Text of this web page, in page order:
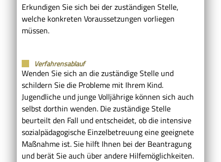
Erkundigen Sie sich bei der zuständigen Stelle,
welche konkreten Voraussetzungen vorliegen
müssen.
Verfahrensablauf
Wenden Sie sich an die zuständige Stelle und
schildern Sie die Probleme mit Ihrem Kind.
Jugendliche und junge Volljährige können sich auch
selbst dorthin wenden. Die zuständige Stelle
beurteilt den Fall und entscheidet, ob die intensive
sozialpädagogische Einzelbetreuung eine geeignete
Maßnahme ist. Sie hilft Ihnen bei der Beantragung
und berät Sie auch über andere Hilfemöglichkeiten.